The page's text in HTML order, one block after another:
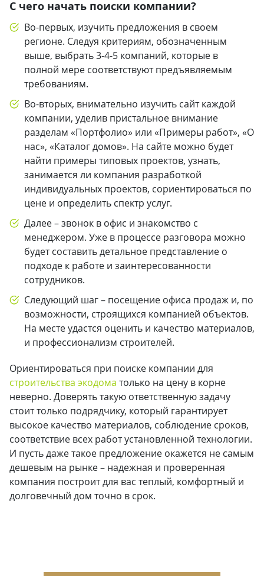
С чего начать поиски компании?
Во-первых, изучить предложения в своем
регионе. Следуя критериям, обозначенным
выше, выбрать 3-4-5 компаний, которые в
полной мере соответствуют предъявляемым
требованиям.
Во-вторых, внимательно изучить сайт каждой
компании, уделив пристальное внимание
разделам «Портфолио» или «Примеры работ», «О
нас», «Каталог домов». На сайте можно будет
найти примеры типовых проектов, узнать,
занимается ли компания разработкой
индивидуальных проектов, сориентироваться по
цене и определить спектр услуг.
Далее – звонок в офис и знакомство с
менеджером. Уже в процессе разговора можно
будет составить детальное представление о
подходе к работе и заинтересованности
сотрудников.
Следующий шаг – посещение офиса продаж и, по
возможности, строящихся компанией объектов.
На месте удастся оценить и качество материалов,
и профессионализм строителей.
Ориентироваться при поиске компании для
строительства экодома только на цену в корне
неверно. Доверять такую ответственную задачу
стоит только подрядчику, который гарантирует
высокое качество материалов, соблюдение сроков,
соответствие всех работ установленной технологии.
И пусть даже такое предложение окажется не самым
дешевым на рынке – надежная и проверенная
компания построит для вас теплый, комфортный и
долговечный дом точно в срок.